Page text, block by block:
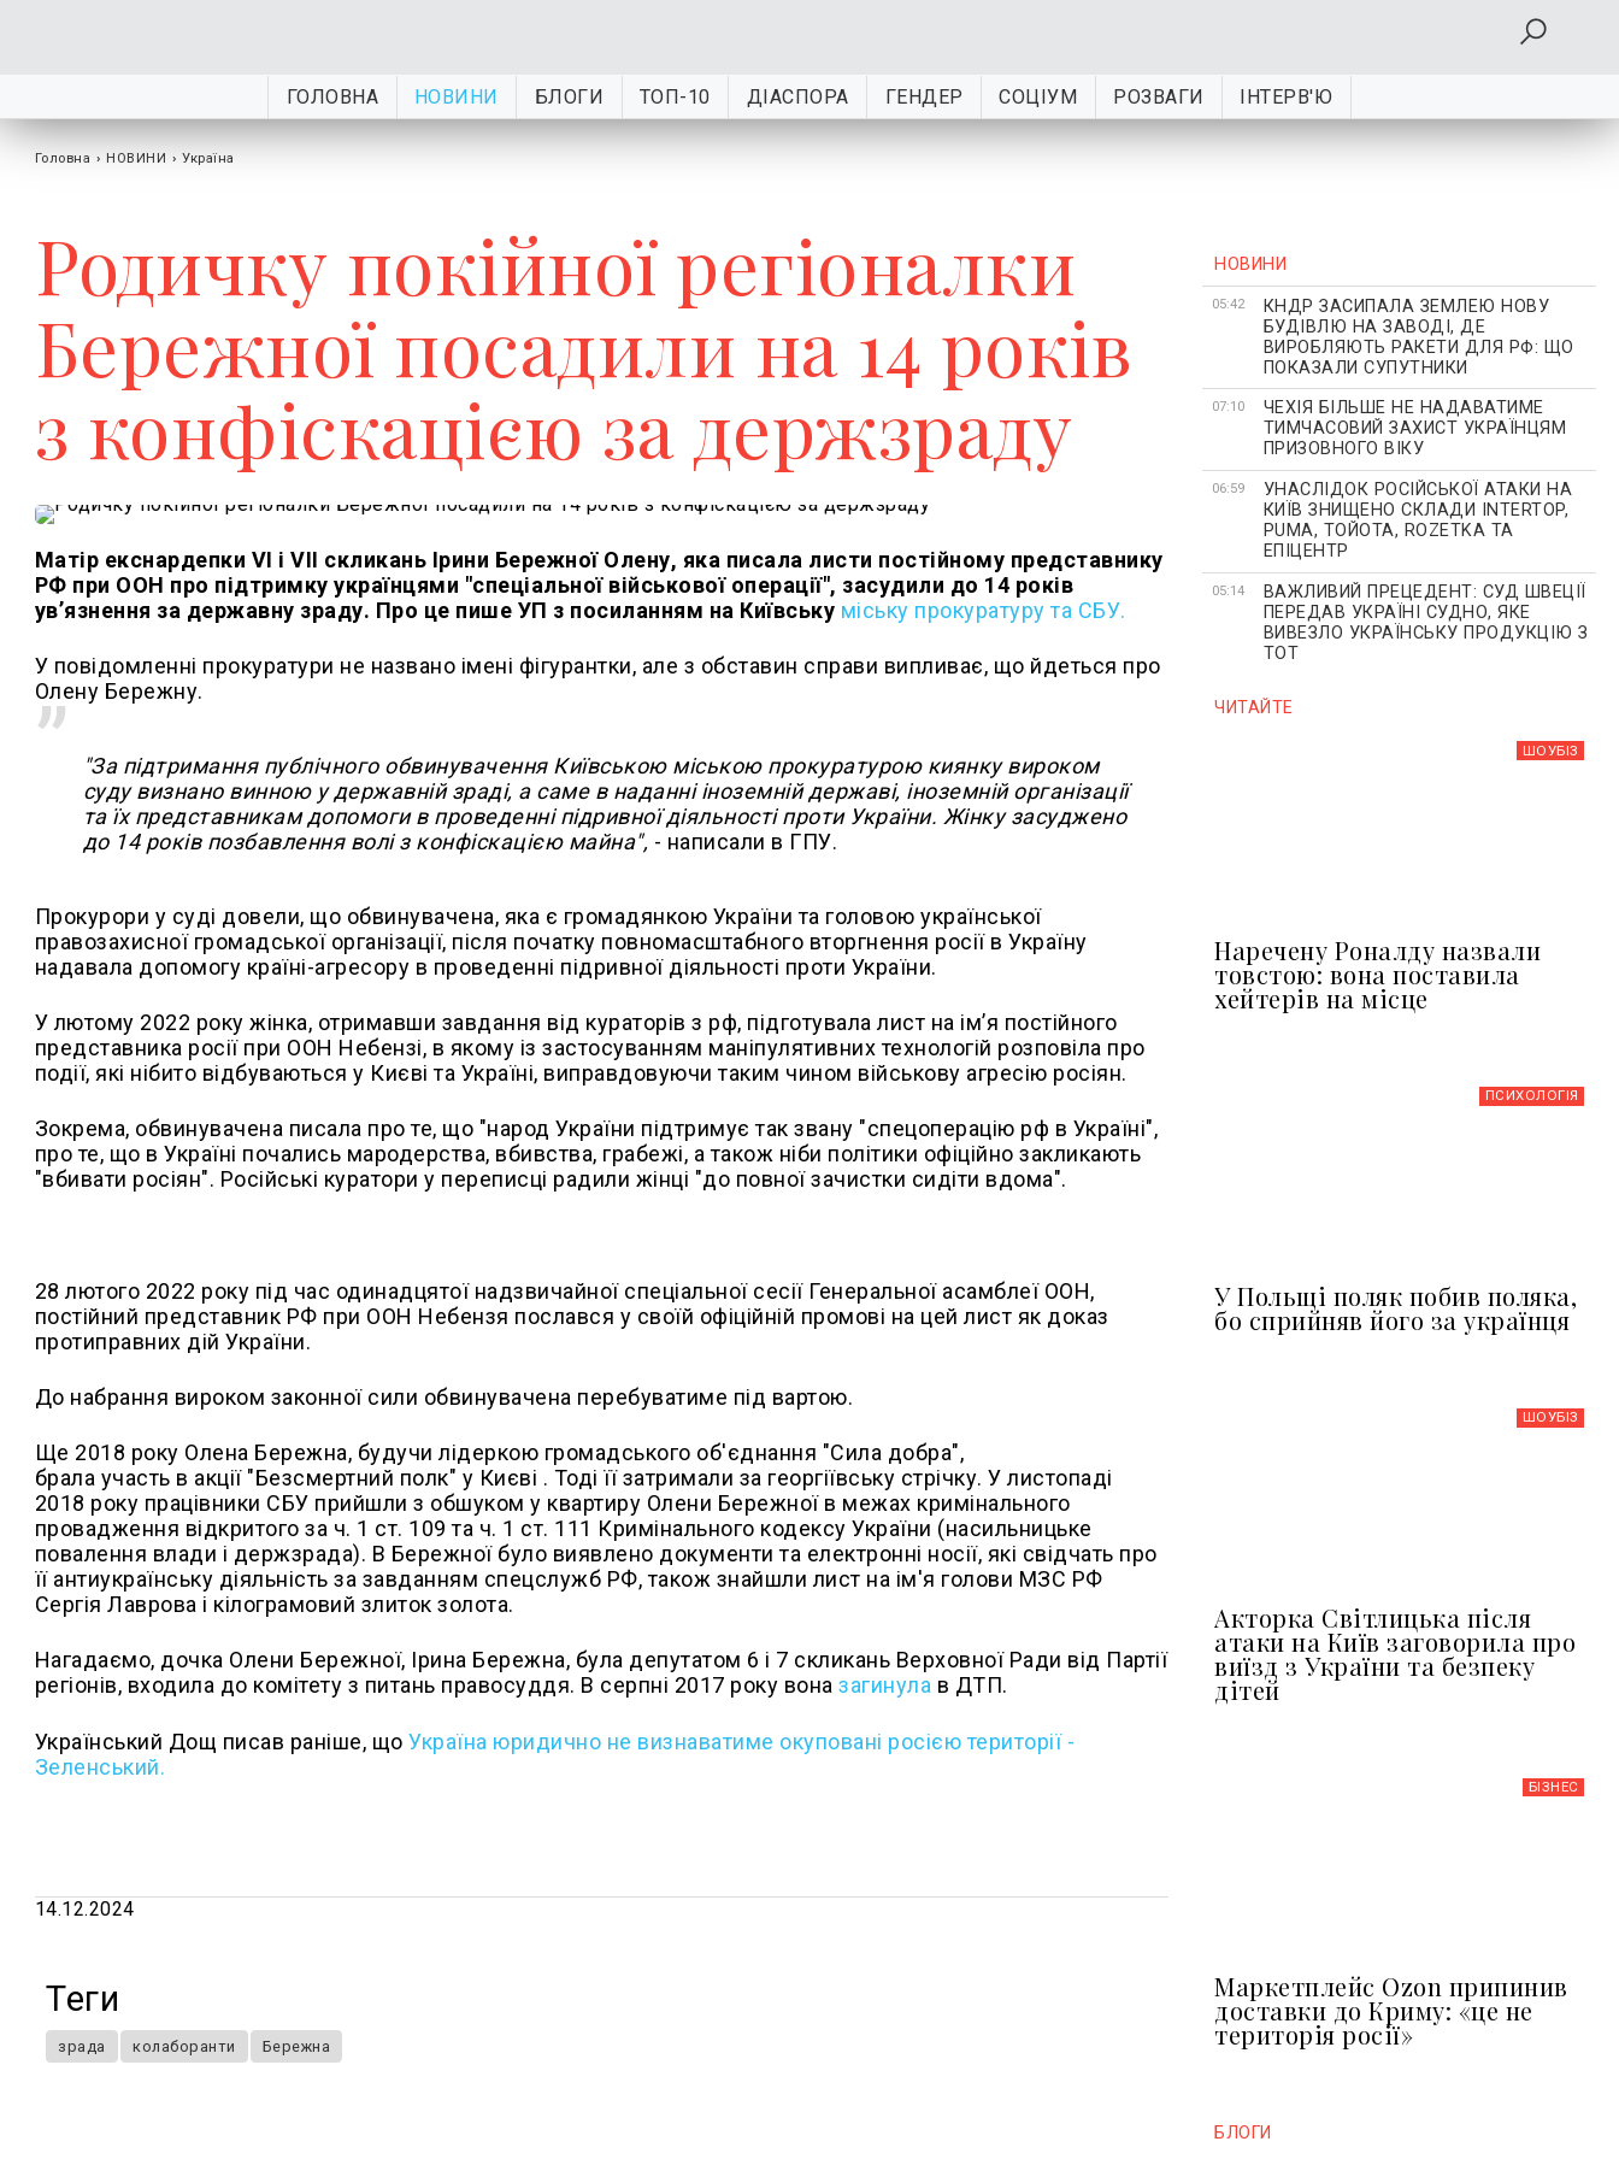
ГОЛОВНА НОВИНИ БЛОГИ ТОП-10 ДІАСПОРА ГЕНДЕР СОЦІУМ РОЗВАГИ ІНТЕРВ'Ю
Головна › НОВИНИ › Україна
Родичку покійної регіоналки
Бережної посадили на 14 років
з конфіскацією за держзраду
Матір екснардепки VI і VII скликань Ірини Бережної Олену, яка писала листи постійному представнику
РФ при ООН про підтримку українцями "спеціальної військової операції", засудили до 14 років
ув’язнення за державну зраду. Про це пише УП з посиланням на Київську міську прокуратуру та СБУ.
У повідомленні прокуратури не названо імені фігурантки, але з обставин справи випливає, що йдеться про
Олену Бережну.
"За підтримання публічного обвинувачення Київською міською прокуратурою киянку вироком
суду визнано винною у державній зраді, а саме в наданні іноземній державі, іноземній організації
та їх представникам допомоги в проведенні підривної діяльності проти України. Жінку засуджено
до 14 років позбавлення волі з конфіскацією майна", - написали в ГПУ.
Прокурори у суді довели, що обвинувачена, яка є громадянкою України та головою української
правозахисної громадської організації, після початку повномасштабного вторгнення росії в Україну
надавала допомогу країні-агресору в проведенні підривної діяльності проти України.
У лютому 2022 року жінка, отримавши завдання від кураторів з рф, підготувала лист на ім’я постійного
представника росії при ООН Небензі, в якому із застосуванням маніпулятивних технологій розповіла про
події, які нібито відбуваються у Києві та Україні, виправдовуючи таким чином військову агресію росіян.
Зокрема, обвинувачена писала про те, що "народ України підтримує так звану "спецоперацію рф в Україні",
про те, що в Україні почались мародерства, вбивства, грабежі, а також ніби політики офіційно закликають
"вбивати росіян". Російські куратори у переписці радили жінці "до повної зачистки сидіти вдома".
28 лютого 2022 року під час одинадцятої надзвичайної спеціальної сесії Генеральної асамблеї ООН,
постійний представник РФ при ООН Небензя послався у своїй офіційній промові на цей лист як доказ
протиправних дій України.
До набрання вироком законної сили обвинувачена перебуватиме під вартою.
Ще 2018 року Олена Бережна, будучи лідеркою громадського об'єднання "Сила добра",
брала участь в акції "Безсмертний полк" у Києві . Тоді її затримали за георгіївську стрічку. У листопаді
2018 року працівники СБУ прийшли з обшуком у квартиру Олени Бережної в межах кримінального
провадження відкритого за ч. 1 ст. 109 та ч. 1 ст. 111 Кримінального кодексу України (насильницьке
повалення влади і держзрада). В Бережної було виявлено документи та електронні носії, які свідчать про
її антиукраїнську діяльність за завданням спецслужб РФ, також знайшли лист на ім'я голови МЗС РФ
Сергія Лаврова і кілограмовий злиток золота.
Нагадаємо, дочка Олени Бережної, Ірина Бережна, була депутатом 6 і 7 скликань Верховної Ради від Партії
регіонів, входила до комітету з питань правосуддя. В серпні 2017 року вона загинула в ДТП.
Український Дощ писав раніше, щоУкраїна юридично не визнаватиме окуповані росією території -
Зеленський.
14.12.2024
Теги
зрада колаборанти Бережна
НОВИНИ
05:42
КНДР ЗАСИПАЛА ЗЕМЛЕЮ НОВУ
БУДІВЛЮ НА ЗАВОДІ, ДЕ
ВИРОБЛЯЮТЬ РАКЕТИ ДЛЯ РФ: ЩО
ПОКАЗАЛИ СУПУТНИКИ
07:10
ЧЕХІЯ БІЛЬШЕ НЕ НАДАВАТИМЕ
ТИМЧАСОВИЙ ЗАХИСТ УКРАЇНЦЯМ
ПРИЗОВНОГО ВІКУ
06:59
УНАСЛІДОК РОСІЙСЬКОЇ АТАКИ НА
КИЇВ ЗНИЩЕНО СКЛАДИ INTERTOP,
PUMA, ТОЙОТА, ROZETKA ТА
ЕПІЦЕНТР
05:14
ВАЖЛИВИЙ ПРЕЦЕДЕНТ: СУД ШВЕЦІЇ
ПЕРЕДАВ УКРАЇНІ СУДНО, ЯКЕ
ВИВЕЗЛО УКРАЇНСЬКУ ПРОДУКЦІЮ З
ТОТ
ЧИТАЙТЕ
ШОУБIЗ
Наречену Роналду назвали
товстою: вона поставила
хейтерів на місце
ПСИХОЛОГІЯ
У Польщі поляк побив поляка,
бо сприйняв його за українця
ШОУБIЗ
Акторка Світлицька після
атаки на Київ заговорила про
виїзд з України та безпеку
дітей
БІЗНЕС
Маркетплейс Ozon припинив
доставки до Криму: «це не
територія росії»
БЛОГИ